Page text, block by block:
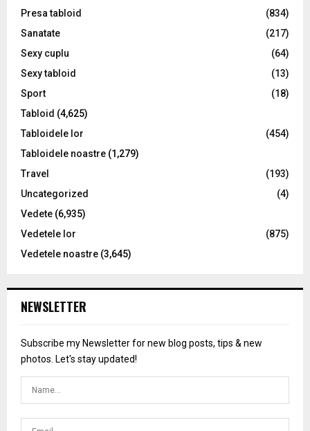
Presa tabloid
(834)
Sanatate
(217)
Sexy cuplu
(64)
Sexy tabloid
(13)
Sport
(18)
Tabloid (4,625)
Tabloidele lor
(454)
Tabloidele noastre (1,279)
Travel
(193)
Uncategorized
(4)
Vedete (6,935)
Vedetele lor
(875)
Vedetele noastre (3,645)
NEWSLETTER
Subscribe my Newsletter for new blog posts, tips & new
photos. Let's stay updated!